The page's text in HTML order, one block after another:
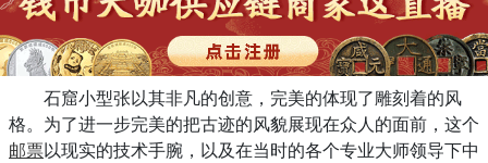
石窟小型张以其非凡的创意，完美的体现了雕刻着的风
格。为了进一步完美的把古迹的风貌展现在众人的面前，这个
邮票以现实的技术手腕，以及在当时的各个专业大师领导下中